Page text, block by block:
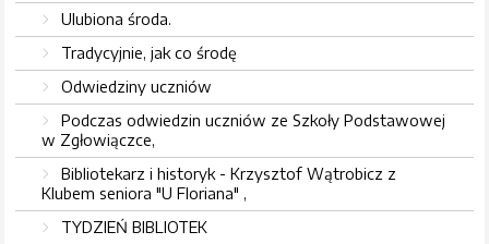
Ulubiona środa.
Tradycyjnie, jak co środę
Odwiedziny uczniów
Podczas odwiedzin uczniów ze Szkoły Podstawowej
w Zgłowiączce,
Bibliotekarz i historyk - Krzysztof Wątrobicz z
Klubem seniora "U Floriana" ,
TYDZIEŃ BIBLIOTEK